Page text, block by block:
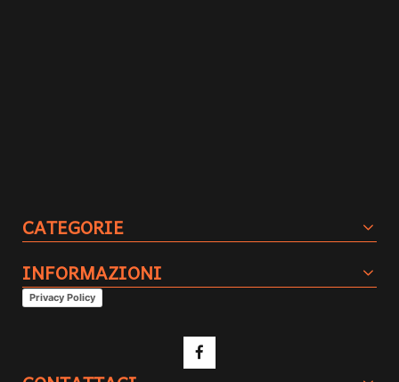
CATEGORIE
INFORMAZIONI
Privacy Policy